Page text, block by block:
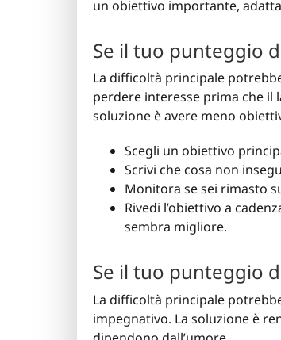
un obiettivo importante,
Se il tuo punteggio
La difficoltà principale
perdere interesse prima che il
soluzione è avere meno
Scegli un obiettivo
Scrivi che cosa non
Monitora se sei rimasto
Rivedi l’obiettivo a
sembra migliore.
Se il tuo punteggio
La difficoltà principale
impegnativo. La soluzione è